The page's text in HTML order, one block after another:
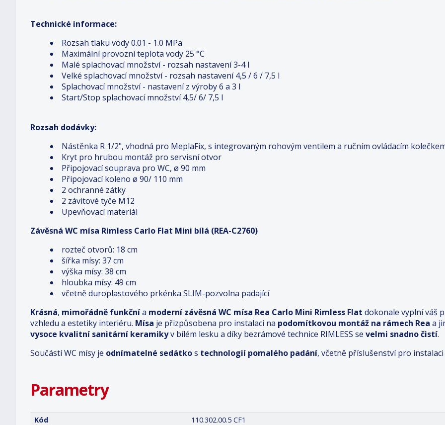
Technické informace:
Rozsah tlaku vody 0.01 - 1.0 MPa
Maximální provozní teplota vody 25 °C
Malé splachovací množství - rozsah nastavení 3-4 l
Velké splachovací množství - rozsah nastavení 4,5 / 6 / 7,5 l
Splachovací množství - nastavení z výroby 6 a 3 l
Start/Stop splachovací množství 4,5/ 6/ 7,5 l
Rozsah dodávky:
Nástěnka R 1/2", vhodná pro MeplaFix, s integrovaným rohovým ventilem a ručním ovládacím
Kryt pro hrubou montáž pro servisní otvor
Připojovací souprava pro WC, ø 90 mm
Připojovací koleno ø 90/ 110 mm
2 ochranné zátky
2 závitové tyče M12
Upevňovací materiál
Závěsná WC mísa Rimless Carlo Flat Mini bílá (REA-C2760)
rozteč otvorů: 18 cm
šířka mísy: 37 cm
výška mísy: 38 cm
hloubka mísy: 49 cm
včetně duroplastového prkénka SLIM-pozvolna padající
Krásná, mimořádně funkčnía moderní závěsná WC mísa Rea Carlo Mini Rimless Flat dokonale vyplní váš
vzhledu a estetiky interiéru. Mísa je přizpůsobena pro instalaci na podomítkovou montáž na rámech Rea a
vysoce kvalitní sanitární keramikyv bílém lesku a díky bezrámové technice RIMLESS se velmi snadno čistí.
Součástí WC mísy je odnímatelné sedátkos technologií pomalého padání, včetně příslušenství pro instalaci
Parametry
Kód 110.302.00.5 CF1